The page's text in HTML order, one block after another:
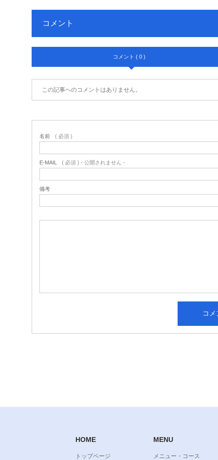
コメント
コメント ( 0 )
この記事へのコメントはありません。
名前 ( 必須 )
E-MAIL ( 必須 ) - 公開されません -
備考
HOME
トップページ
MENU
メニュー・コース